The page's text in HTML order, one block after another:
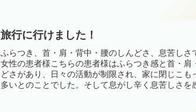
旅行に行けました！
ふらつき、首・肩・背中・腰のしんどさ、息苦しさ
女性の患者様こちらの患者様はふらつき感と首・肩
どさがあり、日々の活動が制限され、家に閉じこも
多いとのことでした。そして息がし辛く息苦しさを